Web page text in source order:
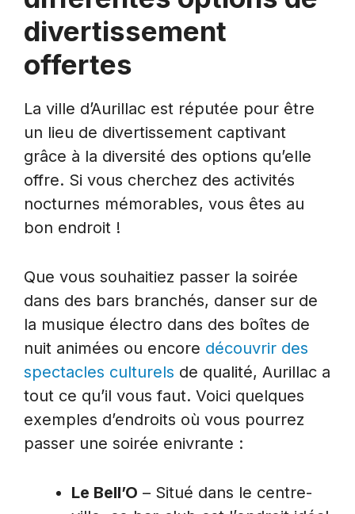
divertissement
offertes
La ville d’Aurillac est réputée pour être
un lieu de divertissement captivant
grâce à la diversité des options qu’elle
offre. Si vous cherchez des activités
nocturnes mémorables, vous êtes au
bon endroit !
Que vous souhaitiez passer la soirée
dans des bars branchés, danser sur de
la musique électro dans des boîtes de
nuit animées ou encore découvrir des
spectacles culturels de qualité, Aurillac a
tout ce qu’il vous faut. Voici quelques
exemples d’endroits où vous pourrez
passer une soirée enivrante :
Le Bell’O – Situé dans le centre-